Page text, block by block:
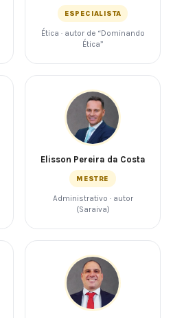
ESPECIALISTA
Ética · autor de “Dominando
Ética”
Elisson Pereira da Costa
MESTRE
Administrativo · autor
(Saraiva)